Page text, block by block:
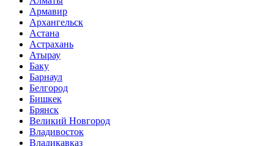
Армавир
Архангельск
Астана
Астрахань
Атырау
Баку
Барнаул
Белгород
Бишкек
Брянск
Великий Новгород
Владивосток
Владикавказ